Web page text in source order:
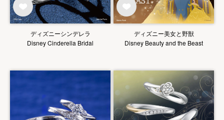
ディズニーシンデレラ
Disney Cinderella Bridal
ディズニー美女と野獣
Disney Beauty and the Beast